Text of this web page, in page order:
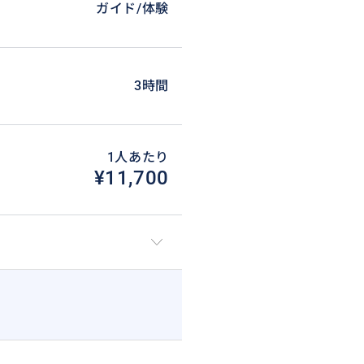
ガイド/体験
3時間
1人あたり
¥11,700